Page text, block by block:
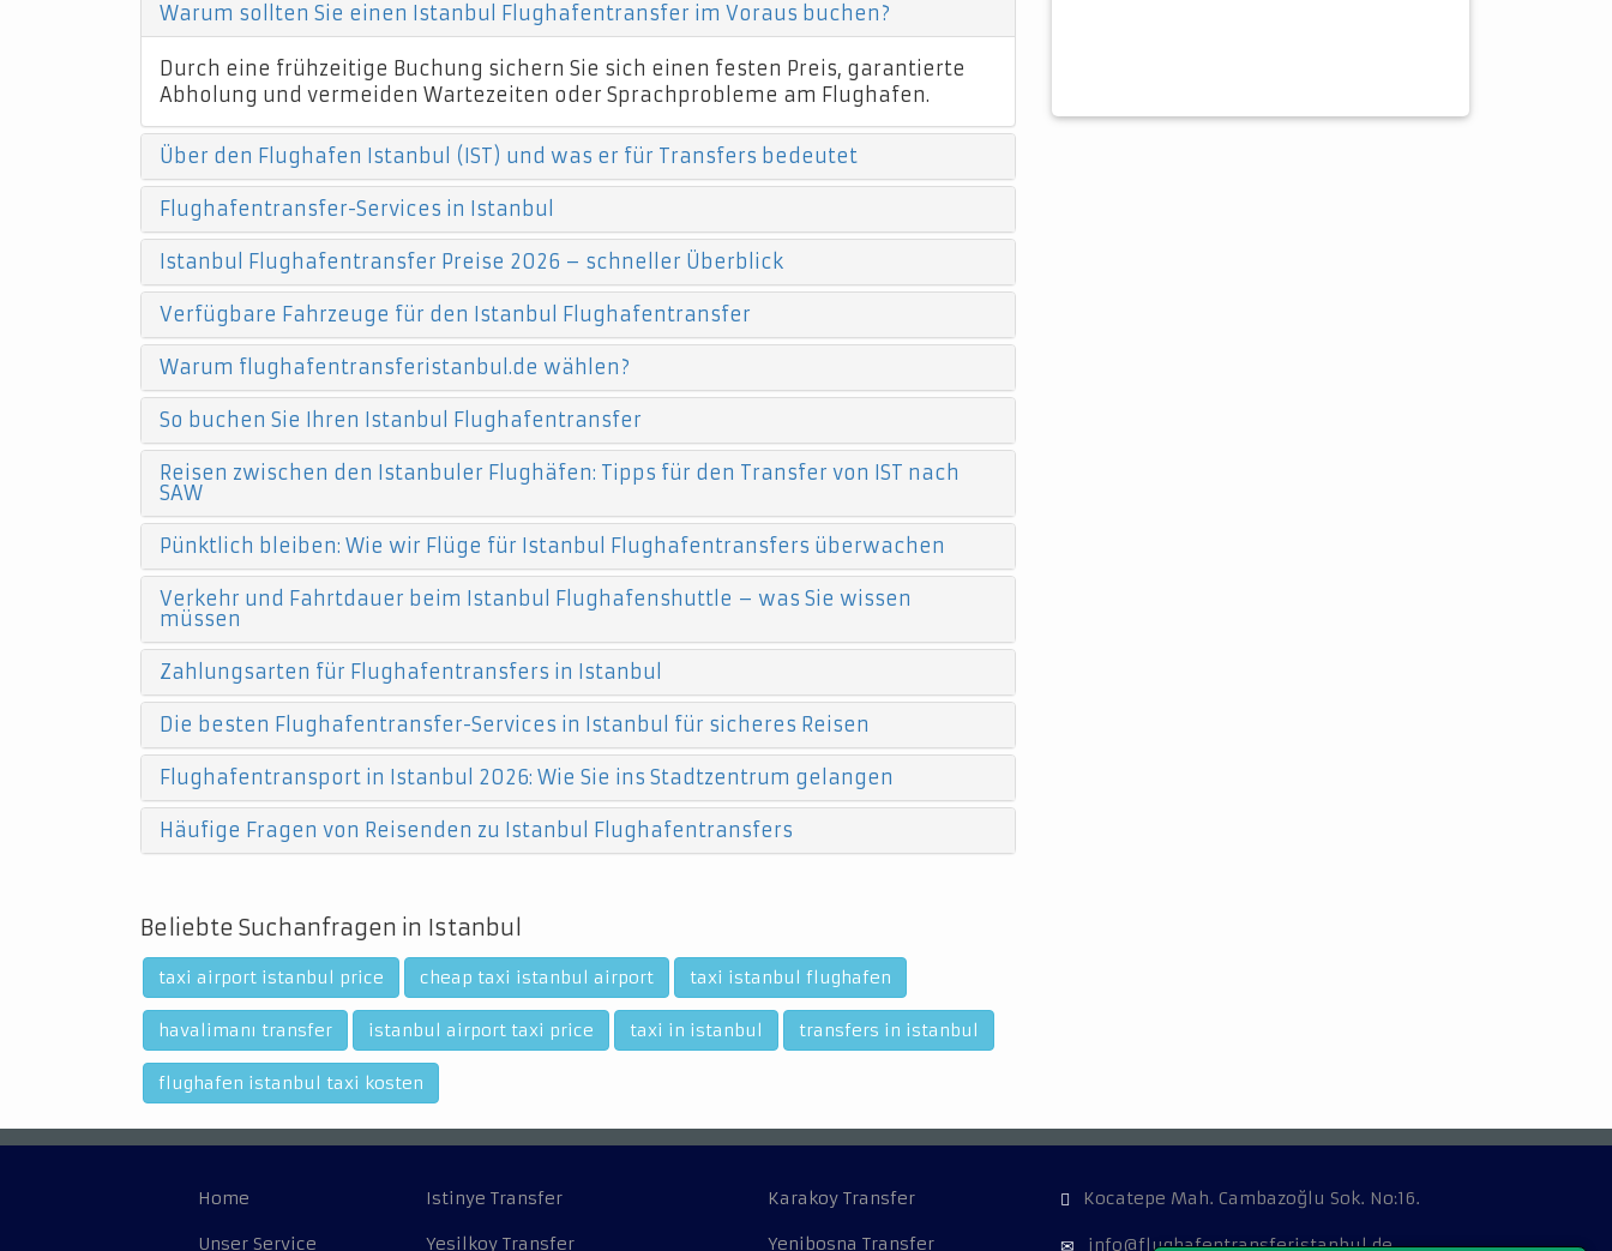
Warum sollten Sie einen Istanbul Flughafentransfer im Voraus buchen?
Durch eine frühzeitige Buchung sichern Sie sich einen festen Preis, garantierte
Abholung und vermeiden Wartezeiten oder Sprachprobleme am Flughafen.
Über den Flughafen Istanbul (IST) und was er für Transfers bedeutet
Flughafentransfer-Services in Istanbul
Istanbul Flughafentransfer Preise 2026 – schneller Überblick
Verfügbare Fahrzeuge für den Istanbul Flughafentransfer
Warum flughafentransferistanbul.de wählen?
So buchen Sie Ihren Istanbul Flughafentransfer
Reisen zwischen den Istanbuler Flughäfen: Tipps für den Transfer von IST nach
SAW
Pünktlich bleiben: Wie wir Flüge für Istanbul Flughafentransfers überwachen
Verkehr und Fahrtdauer beim Istanbul Flughafenshuttle – was Sie wissen
müssen
Zahlungsarten für Flughafentransfers in Istanbul
Die besten Flughafentransfer-Services in Istanbul für sicheres Reisen
Flughafentransport in Istanbul 2026: Wie Sie ins Stadtzentrum gelangen
Häufige Fragen von Reisenden zu Istanbul Flughafentransfers
Beliebte Suchanfragen in Istanbul
taxi airport istanbul price cheap taxi istanbul airport taxi istanbul flughafen
havalimanı transfer istanbul airport taxi price taxi in istanbul transfers in istanbul
flughafen istanbul taxi kosten
Home
Unser Service
Istinye Transfer
Yesilkoy Transfer
Karakoy Transfer
Yenibosna Transfer
Kocatepe Mah. Cambazoğlu Sok. No:16.
info@flughafentransferistanbul.de